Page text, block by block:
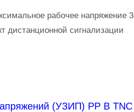
рабочее напряжение
дистанционной сигнализации
(УЗИП) PP B